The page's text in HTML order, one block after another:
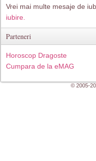
Vrei mai multe mesaje de
iubire.
Parteneri
Horoscop Dragoste
Cumpara de la eMAG
© 2005-